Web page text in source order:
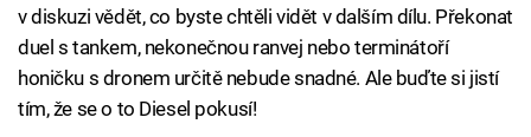
v diskuzi vědět, co byste chtěli vidět v dalším dílu. Překonat
duel s tankem, nekonečnou ranvej nebo terminátoří
honičku s dronem určitě nebude snadné. Ale buďte si jistí
tím, že se o to Diesel pokusí!